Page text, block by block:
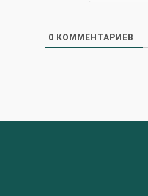
0 КОММЕНТАРИЕВ